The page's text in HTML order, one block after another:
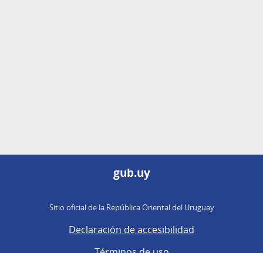
gub.uy
Sitio oficial de la República Oriental del Uruguay
Declaración de accesibilidad